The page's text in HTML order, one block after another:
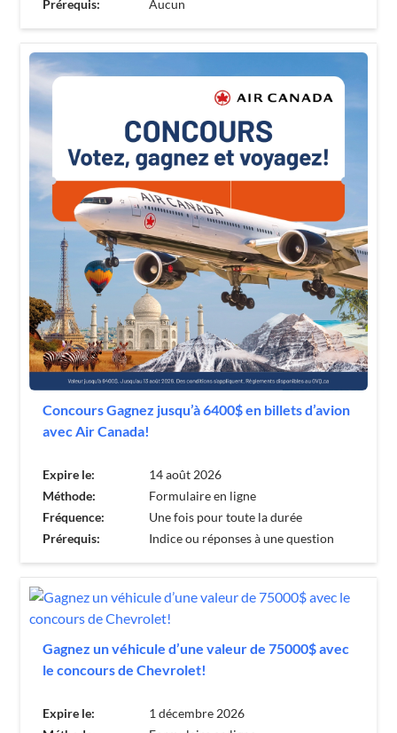
Prérequis: Aucun
Concours Gagnez jusqu’à 6400$ en billets d’avion
avec Air Canada!
Expire le:
14 août 2026
Méthode:
Formulaire en ligne
Fréquence:
Une fois pour toute la durée
Prérequis:
Indice ou réponses à une question
Gagnez un véhicule d’une valeur de 75000$ avec
le concours de Chevrolet!
Expire le:
1 décembre 2026